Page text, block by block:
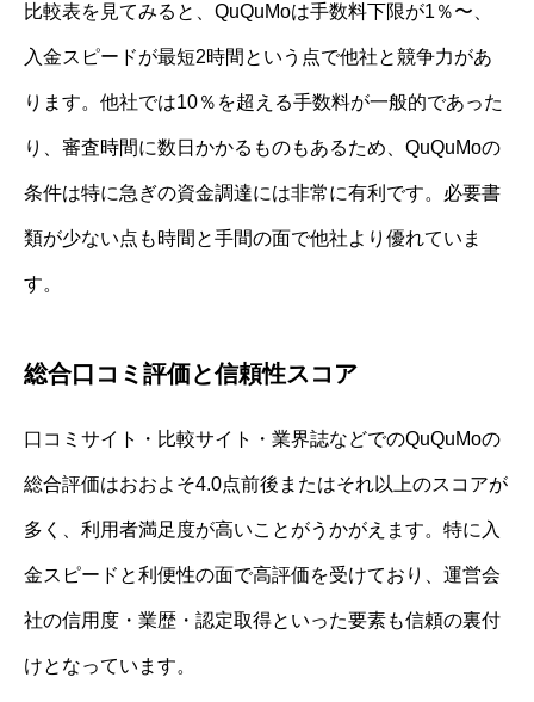
比較表を見てみると、QuQuMoは手数料下限が1％〜、
入金スピードが最短2時間という点で他社と競争力があ
ります。他社では10％を超える手数料が一般的であった
り、審査時間に数日かかるものもあるため、QuQuMoの
条件は特に急ぎの資金調達には非常に有利です。必要書
類が少ない点も時間と手間の面で他社より優れていま
す。
総合口コミ評価と信頼性スコア
口コミサイト・比較サイト・業界誌などでのQuQuMoの
総合評価はおおよそ4.0点前後またはそれ以上のスコアが
多く、利用者満足度が高いことがうかがえます。特に入
金スピードと利便性の面で高評価を受けており、運営会
社の信用度・業歴・認定取得といった要素も信頼の裏付
けとなっています。